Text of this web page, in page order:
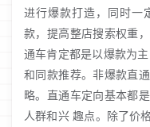
进行爆款打造，同时一
款，提高整店搜索权重
通车肯定都是以爆款为
和同款推荐。非爆款直
略。直通车定向基本都
人群和兴 趣点。除了价